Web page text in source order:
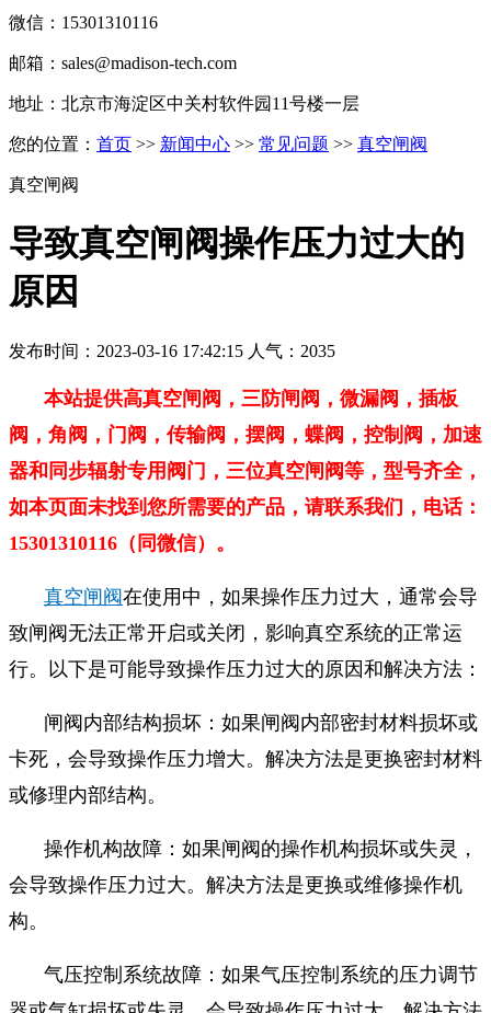
微信：15301310116
邮箱：sales@madison-tech.com
地址：北京市海淀区中关村软件园11号楼一层
您的位置： 首页 >> 新闻中心 >> 常见问题 >> 真空闸阀
真空闸阀
导致真空闸阀操作压力过大的
原因
发布时间：2023-03-16 17:42:15 人气：2035
本站提供高真空闸阀，三防闸阀，微漏阀，插板
阀，角阀，门阀，传输阀，摆阀，蝶阀，控制阀，加速
器和同步辐射专用阀门，三位真空闸阀等，型号齐全，
如本页面未找到您所需要的产品，请联系我们，电话：
15301310116（同微信）。
真空闸阀在使用中，如果操作压力过大，通常会导
致闸阀无法正常开启或关闭，影响真空系统的正常运
行。以下是可能导致操作压力过大的原因和解决方法：
闸阀内部结构损坏：如果闸阀内部密封材料损坏或
卡死，会导致操作压力增大。解决方法是更换密封材料
或修理内部结构。
操作机构故障：如果闸阀的操作机构损坏或失灵，
会导致操作压力过大。解决方法是更换或维修操作机
构。
气压控制系统故障：如果气压控制系统的压力调节